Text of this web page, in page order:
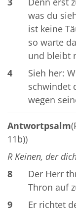
was du
ist keine
so warte
und bleibt
4
Sieh her:
schwindet
wegen
Antwortpsalm
11b))
R Keinen, der
8
Der Herr
Thron auf
9
Er richtet